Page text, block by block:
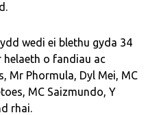
wedi ei blethu gyda 34
o fandiau ac
Mr Phormula, Dyl Mei, MC
MC Saizmundo, Y
rhai.